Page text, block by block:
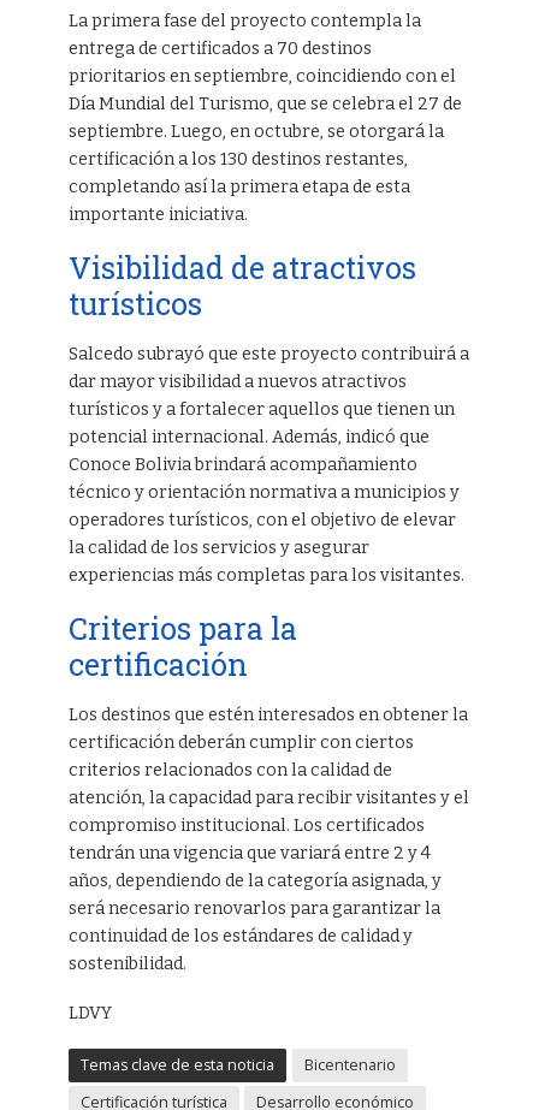
La primera fase del proyecto contempla la
entrega de certificados a 70 destinos
prioritarios en septiembre, coincidiendo con el
Día Mundial del Turismo, que se celebra el 27 de
septiembre. Luego, en octubre, se otorgará la
certificación a los 130 destinos restantes,
completando así la primera etapa de esta
importante iniciativa.
Visibilidad de atractivos
turísticos
Salcedo subrayó que este proyecto contribuirá a
dar mayor visibilidad a nuevos atractivos
turísticos y a fortalecer aquellos que tienen un
potencial internacional. Además, indicó que
Conoce Bolivia brindará acompañamiento
técnico y orientación normativa a municipios y
operadores turísticos, con el objetivo de elevar
la calidad de los servicios y asegurar
experiencias más completas para los visitantes.
Criterios para la
certificación
Los destinos que estén interesados en obtener la
certificación deberán cumplir con ciertos
criterios relacionados con la calidad de
atención, la capacidad para recibir visitantes y el
compromiso institucional. Los certificados
tendrán una vigencia que variará entre 2 y 4
años, dependiendo de la categoría asignada, y
será necesario renovarlos para garantizar la
continuidad de los estándares de calidad y
sostenibilidad.
LDVY
Temas clave de esta noticia
Bicentenario
Certificación turística
Desarrollo económico